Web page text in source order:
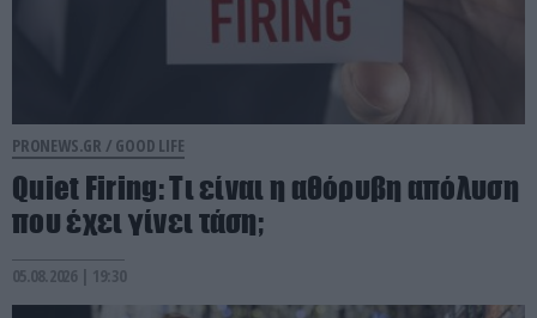
PRONEWS.GR / GOOD LIFE
Quiet Firing: Τι είναι η αθόρυβη απόλυση
που έχει γίνει τάση;
05.08.2026 | 19:30